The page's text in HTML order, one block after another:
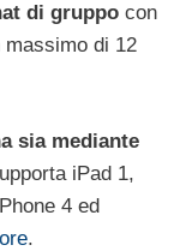
di gruppo con
di 12
sia mediante
iPad 1,
4 ed
.